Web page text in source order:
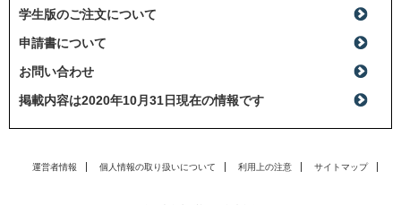
学生版のご注文について
申請書について
お問い合わせ
掲載内容は2020年10月31日現在の情報です
運営者情報 個人情報の取り扱いについて 利用上の注意 サイトマップ